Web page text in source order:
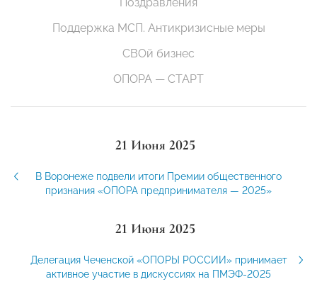
Поддержка МСП. Антикризисные меры
СВОй бизнес
ОПОРА — СТАРТ
21 Июня 2025
В Воронеже подвели итоги Премии общественного
признания «ОПОРА предпринимателя — 2025»
21 Июня 2025
Делегация Чеченской «ОПОРЫ РОССИИ» принимает
активное участие в дискуссиях на ПМЭФ-2025